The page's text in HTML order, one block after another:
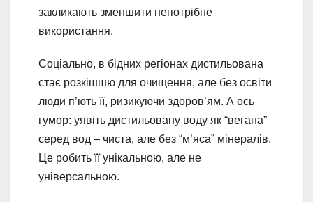
закликають зменшити непотрібне
використання.
Соціально, в бідних регіонах дистильована
стає розкішшю для очищення, але без освіти
люди п’ють її, ризикуючи здоров’ям. А ось
гумор: уявіть дистильовану воду як “вегана”
серед вод – чиста, але без “м’яса” мінералів.
Це робить її унікальною, але не
універсальною.